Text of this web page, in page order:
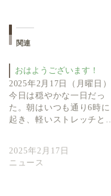
関連
おはようございます！
2025年2月17日（月曜日）
今日は穏やかな一日だっ
た。朝はいつも通り6時に
起き、軽いストレッチと…
2025年2月17日
ニュース